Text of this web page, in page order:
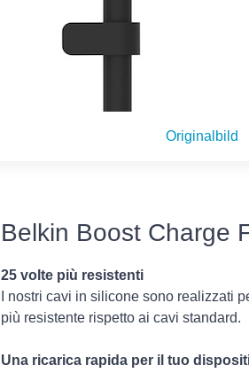
Originalbild
Belkin Boost Charge
25 volte più resistenti
I nostri cavi in silicone sono realizzati
più resistente rispetto ai cavi standard.
Una ricarica rapida per il tuo